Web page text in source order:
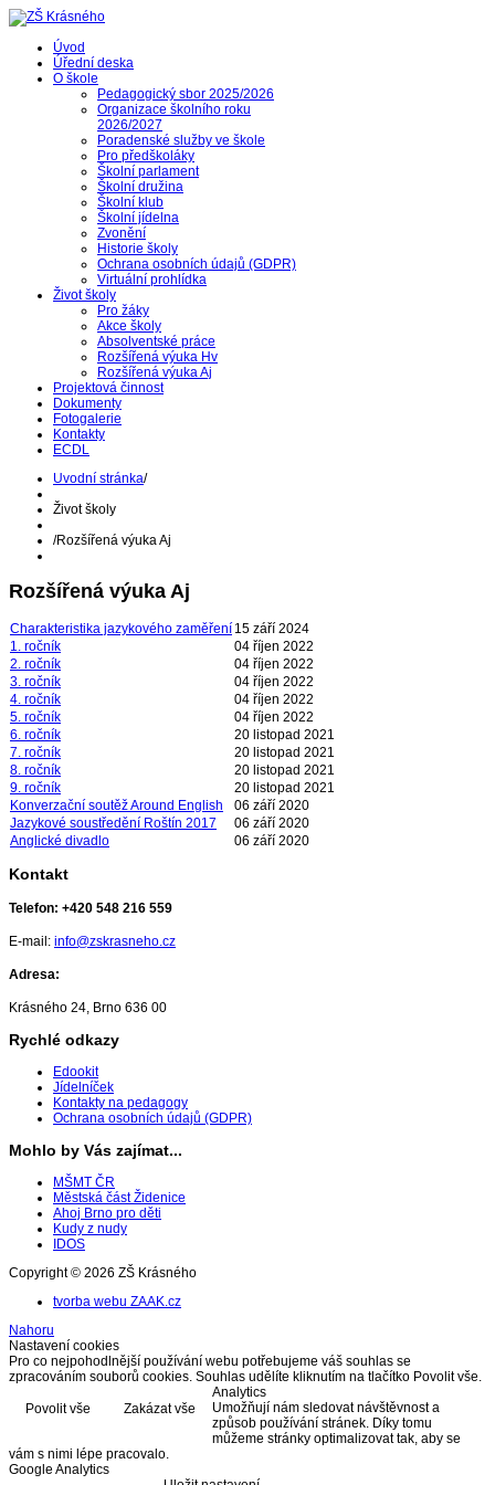
Úvod
Úřední deska
O škole
Pedagogický sbor 2025/2026
Organizace školního roku
2026/2027
Poradenské služby ve škole
Pro předškoláky
Školní parlament
Školní družina
Školní klub
Školní jídelna
Zvonění
Historie školy
Ochrana osobních údajů (GDPR)
Virtuální prohlídka
Život školy
Pro žáky
Akce školy
Absolventské práce
Rozšířená výuka Hv
Rozšířená výuka Aj
Projektová činnost
Dokumenty
Fotogalerie
Kontakty
ECDL
Uvodní stránka/
Život školy
/Rozšířená výuka Aj
Rozšířená výuka Aj
Charakteristika jazykového zaměření 15 září 2024
1. ročník
04 říjen 2022
2. ročník
04 říjen 2022
3. ročník
04 říjen 2022
4. ročník
04 říjen 2022
5. ročník
04 říjen 2022
6. ročník
20 listopad 2021
7. ročník
20 listopad 2021
8. ročník
20 listopad 2021
9. ročník
20 listopad 2021
Konverzační soutěž Around English
06 září 2020
Jazykové soustředění Roštín 2017
06 září 2020
Anglické divadlo
06 září 2020
Kontakt
Telefon: +420 548 216 559
E-mail: info@zskrasneho.cz
Adresa:
Krásného 24, Brno 636 00
Rychlé odkazy
Edookit
Jídelníček
Kontakty na pedagogy
Ochrana osobních údajů (GDPR)
Mohlo by Vás zajímat...
MŠMT ČR
Městská část Židenice
Ahoj Brno pro děti
Kudy z nudy
IDOS
Copyright © 2026 ZŠ Krásného
tvorba webu ZAAK.cz
Nahoru
Nastavení cookies
Pro co nejpohodlnější používání webu potřebujeme váš souhlas se
zpracováním souborů cookies. Souhlas udělíte kliknutím na tlačítko Povolit vše.
Povolit vše Zakázat vše
Analytics
Umožňují nám sledovat návštěvnost a
způsob používání stránek. Díky tomu
můžeme stránky optimalizovat tak, aby se
vám s nimi lépe pracovalo.
Google Analytics